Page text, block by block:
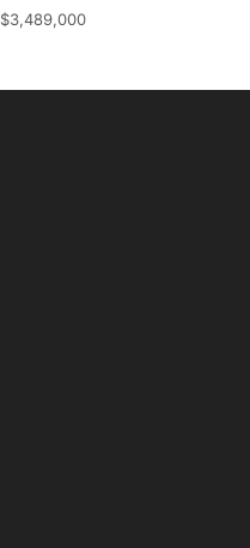
$3,489,000